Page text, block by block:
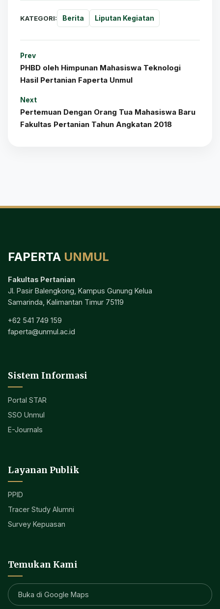
KATEGORI: Berita Liputan Kegiatan
Prev
PHBD oleh Himpunan Mahasiswa Teknologi
Hasil Pertanian Faperta Unmul
Next
Pertemuan Dengan Orang Tua Mahasiswa Baru
Fakultas Pertanian Tahun Angkatan 2018
FAPERTA UNMUL
Fakultas Pertanian
Jl. Pasir Balengkong, Kampus Gunung Kelua
Samarinda, Kalimantan Timur 75119
+62 541 749 159
faperta@unmul.ac.id
Sistem Informasi
Portal STAR
SSO Unmul
E-Journals
Layanan Publik
PPID
Tracer Study Alumni
Survey Kepuasan
Temukan Kami
Buka di Google Maps